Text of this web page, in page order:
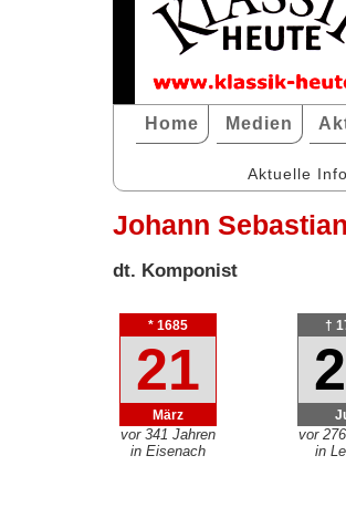
Home Medien
Aktuelle
Johann
dt. Komponist
* 1685
21
März
vor 341 Jahren
in Eisenach
†
vor
in